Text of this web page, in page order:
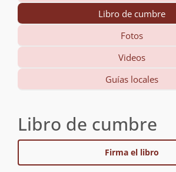
Libro de cumbre
Fotos
Videos
Guías locales
Libro de cumbre
Firma el libro